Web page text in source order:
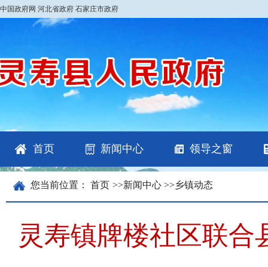
中国政府网 河北省政府 石家庄市政府
首页 新闻中心 领导之窗
您当前位置： 首页 >>新闻中心 >>乡镇动态
灵寿镇牌楼社区联合